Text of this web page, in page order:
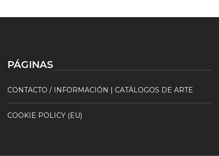
PÁGINAS
CONTACTO / INFORMACIÓN | CATÁLOGOS DE ARTE
COOKIE POLICY (EU)